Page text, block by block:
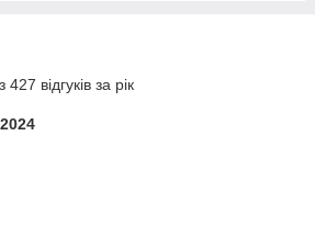
відгуків за рік